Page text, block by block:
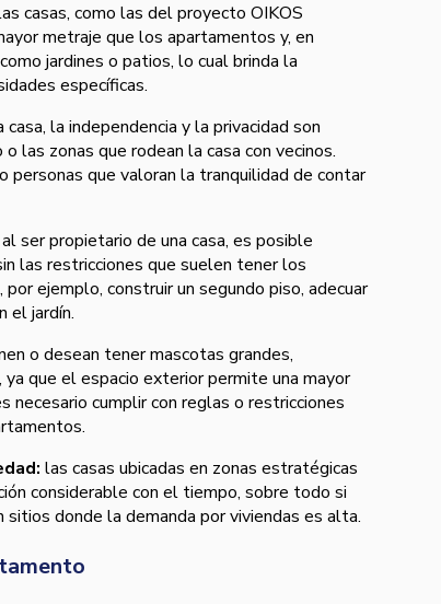
casas, como las del proyecto OIKOS
metraje que los apartamentos y, en
jardines o patios, lo cual brinda la
específicas.
casa, la independencia y la privacidad son
las zonas que rodean la casa con vecinos.
personas que valoran la tranquilidad de contar
al ser propietario de una casa, es posible
las restricciones que suelen tener los
ejemplo, construir un segundo piso, adecuar
el jardín.
o desean tener mascotas grandes,
ya que el espacio exterior permite una mayor
necesario cumplir con reglas o restricciones
las casas ubicadas en zonas estratégicas
considerable con el tiempo, sobre todo si
donde la demanda por viviendas es alta.